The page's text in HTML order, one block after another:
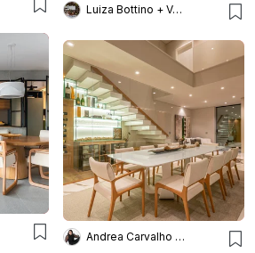
Luiza Bottino + Valeska Ulm
Andrea Carvalho Arquitetura